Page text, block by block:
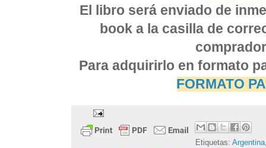
El libro será enviado de
book a la casilla de
Para adquirirlo en formato
FORMATO
Etiquetas: Argentina